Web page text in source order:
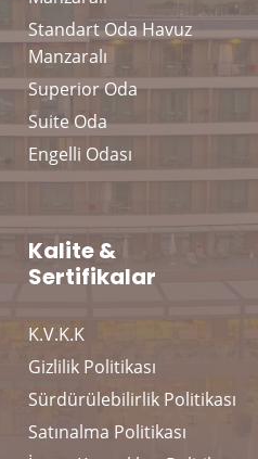
Standart Oda Havuz
Manzaralı
Superior Oda
Suite Oda
Engelli Odası
Kalite &
Sertifikalar
K.V.K.K
Gizlilik Politikası
Sürdürülebilirlik Politikası
Satınalma Politikası